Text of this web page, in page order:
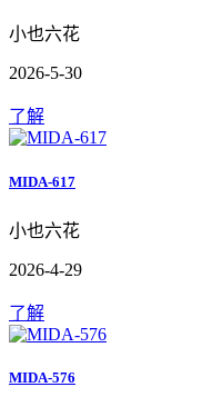
小也六花
2026-5-30
了解
MIDA-617
小也六花
2026-4-29
了解
MIDA-576